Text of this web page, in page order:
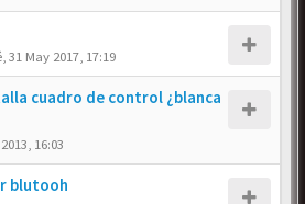
31 May 2017, 17:19
cuadro de control ¿blanca
16:03
blutooh